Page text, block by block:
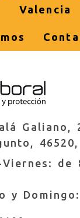
Valencia
Galiano,
46520,
Viernes: de
y